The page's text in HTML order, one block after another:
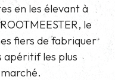
en les élevant à
le
fiers de fabriquer
apéritif les plus